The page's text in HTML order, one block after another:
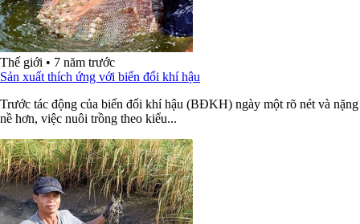
Thế giới • 7 năm trước
Sản xuất thích ứng với biến đổi khí hậu
Trước tác động của biến đổi khí hậu (BĐKH) ngày một rõ nét và nặng
nề hơn, việc nuôi trồng theo kiểu...